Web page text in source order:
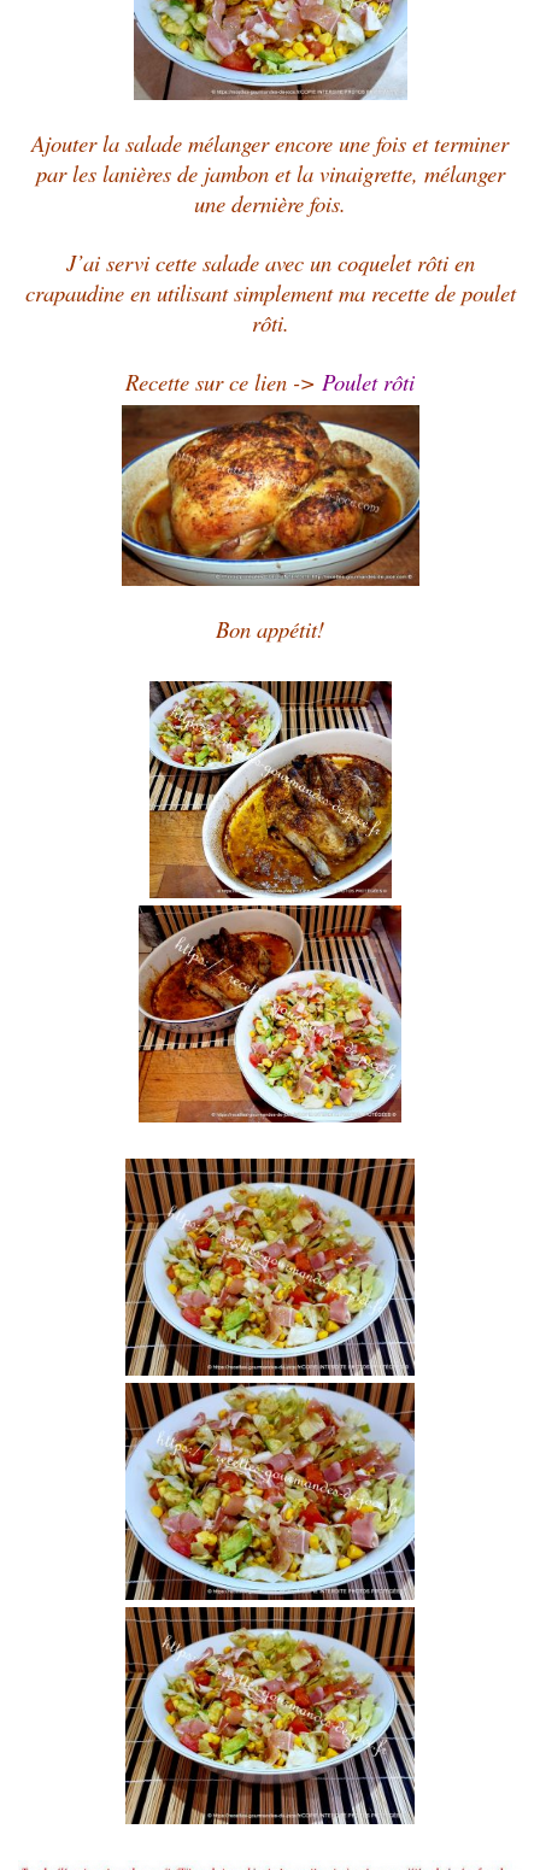
Ajouter la salade mélanger encore une fois et terminer
par les lanières de jambon et la vinaigrette, mélanger
une dernière fois.
J’ai servi cette salade avec un coquelet rôti en
crapaudine en utilisant simplement ma recette de poulet
rôti.
Recette sur ce lien -> Poulet rôti
Bon appétit!